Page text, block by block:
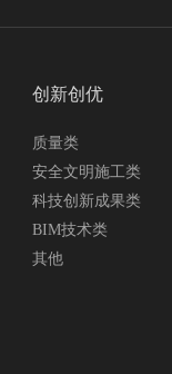
创新创优
质量类
安全文明施工类
科技创新成果类
BIM技术类
其他